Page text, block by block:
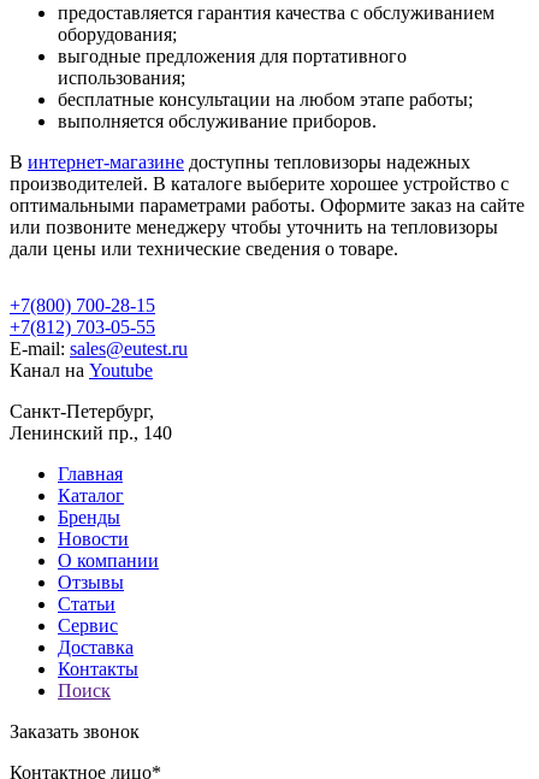
предоставляется гарантия качества с обслуживанием
оборудования;
выгодные предложения для портативного
использования;
бесплатные консультации на любом этапе работы;
выполняется обслуживание приборов.
В интернет-магазине доступны тепловизоры надежных
производителей. В каталоге выберите хорошее устройство с
оптимальными параметрами работы. Оформите заказ на сайте
или позвоните менеджеру чтобы уточнить на тепловизоры
дали цены или технические сведения о товаре.
+7(800) 700-28-15
+7(812) 703-05-55
E-mail: sales@eutest.ru
Канал на Youtube
Санкт-Петербург,
Ленинский пр., 140
Главная
Каталог
Бренды
Новости
О компании
Отзывы
Статьи
Сервис
Доставка
Контакты
Поиск
Заказать звонок
Контактное лицо*